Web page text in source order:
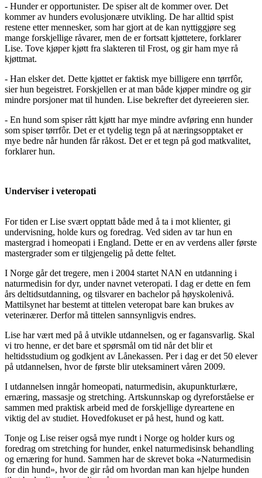
- Hunder er opportunister. De spiser alt de kommer over. Det
kommer av hunders evolusjonære utvikling. De har alltid spist
restene etter mennesker, som har gjort at de kan nyttiggjøre seg
mange forskjellige råvarer, men de er fortsatt kjøttetere, forklarer
Lise. Tove kjøper kjøtt fra slakteren til Frost, og gir ham mye rå
kjøttmat.
- Han elsker det. Dette kjøttet er faktisk mye billigere enn tørrfôr,
sier hun begeistret. Forskjellen er at man både kjøper mindre og gir
mindre porsjoner mat til hunden. Lise bekrefter det dyreeieren sier.
- En hund som spiser rått kjøtt har mye mindre avføring enn hunder
som spiser tørrfôr. Det er et tydelig tegn på at næringsopptaket er
mye bedre når hunden får råkost. Det er et tegn på god matkvalitet,
forklarer hun.
Underviser i veteropati
For tiden er Lise svært opptatt både med å ta i mot klienter, gi
undervisning, holde kurs og foredrag. Ved siden av tar hun en
mastergrad i homeopati i England. Dette er en av verdens aller første
mastergrader som er tilgjengelig på dette feltet.
I Norge går det tregere, men i 2004 startet NAN en utdanning i
naturmedisin for dyr, under navnet veteropati. I dag er dette en fem
års deltidsutdanning, og tilsvarer en bachelor på høyskolenivå.
Mattilsynet har bestemt at tittelen veteropat bare kan brukes av
veterinærer. Derfor må tittelen sannsynligvis endres.
Lise har vært med på å utvikle utdannelsen, og er fagansvarlig. Skal
vi tro henne, er det bare et spørsmål om tid når det blir et
heltidsstudium og godkjent av Lånekassen. Per i dag er det 50 elever
på utdannelsen, hvor de første blir uteksaminert våren 2009.
I utdannelsen inngår homeopati, naturmedisin, akupunkturlære,
ernæring, massasje og stretching. Artskunnskap og dyreforståelse er
sammen med praktisk arbeid med de forskjellige dyreartene en
viktig del av studiet. Hovedfokuset er på hest, hund og katt.
Tonje og Lise reiser også mye rundt i Norge og holder kurs og
foredrag om stretching for hunder, enkel naturmedisinsk behandling
og ernæring for hund. Sammen har de skrevet boka «Naturmedisin
for din hund», hvor de gir råd om hvordan man kan hjelpe hunden